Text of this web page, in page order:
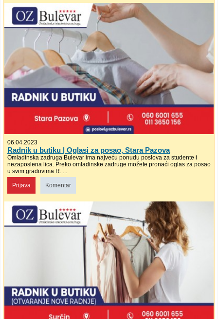
06.04.2023
Radnik u butiku | Oglasi za posao, Stara Pazova
Omladinska zadruga Bulevar ima najveću ponudu poslova za studente i
nezaposlena lica. Preko omladinske zadruge možete pronaći oglas za posao
u svim gradovima R. ...
Prijava Komentar